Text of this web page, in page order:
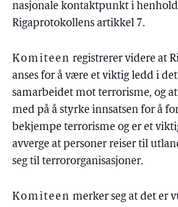
nasjonale kontaktpunkt i
Rigaprotokollens artikkel 7.
Komiteen registrerer videre at
anses for å være et viktig ledd i
samarbeidet mot terrorisme, og
med på å styrke innsatsen for å
bekjempe terrorisme og er et
avverge at personer reiser til
seg til terrororganisasjoner.
Komiteen merker seg at det er